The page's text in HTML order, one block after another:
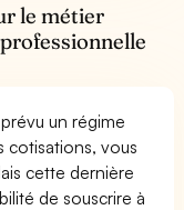
le métier
un régime
cotisations, vous
cette dernière
de souscrire à